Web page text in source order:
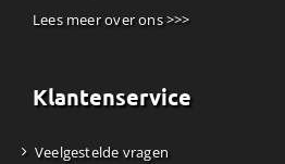
Lees meer over ons >>>
Klantenservice
Veelgestelde vragen